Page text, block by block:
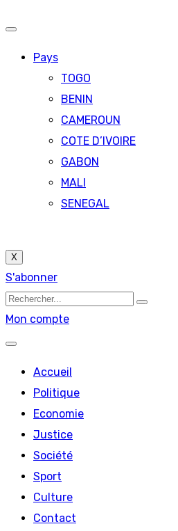
Pays
TOGO
BENIN
CAMEROUN
COTE D’IVOIRE
GABON
MALI
SENEGAL
X
S'abonner
Mon compte
Accueil
Politique
Economie
Justice
Société
Sport
Culture
Contact